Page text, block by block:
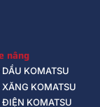
nâng
KOMATSU
KOMATSU
ĐIỆN KOMATSU